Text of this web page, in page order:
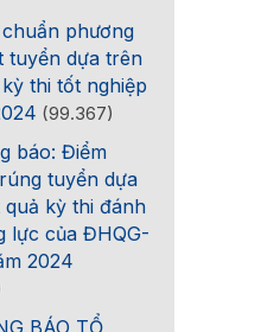
phương
tuyển dựa trên
thi tốt nghiệp
(99.367)
báo: Điểm
tuyển dựa
kỳ thi đánh
lực của ĐHQG-
2024
BÁO TỔ